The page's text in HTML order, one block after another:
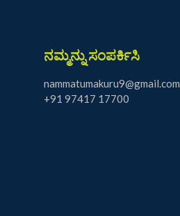
ನಮ್ಮನ್ನು ಸಂಪರ್ಕಿಸಿ
nammatumakuru9@gmail.com
+91 97417 17700